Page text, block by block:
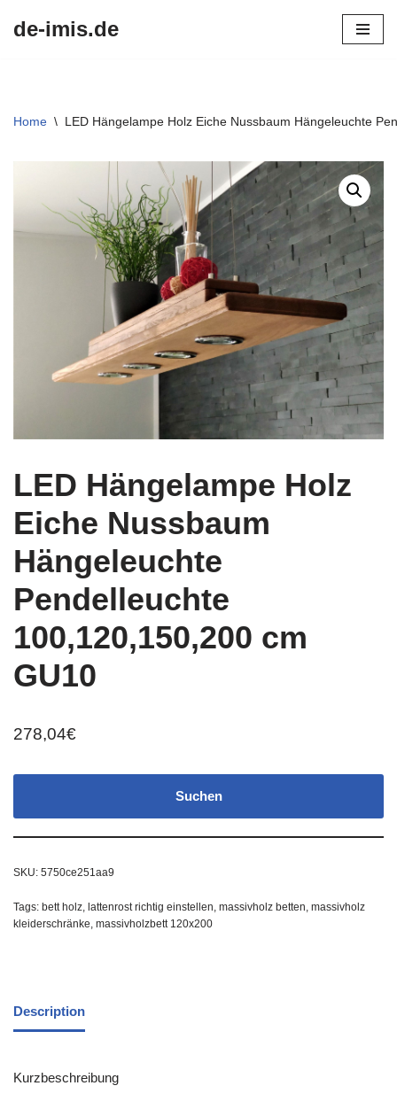
de-imis.de
Home \ LED Hängelampe Holz Eiche Nussbaum Hängeleuchte
LED Hängelampe Holz
Eiche Nussbaum
Hängeleuchte
Pendelleuchte
100,120,150,200 cm
GU10
278,04€
Suchen
SKU: 5750ce251aa9
Tags: bett holz lattenrost richtig einstellen massivholz betten massivholz
kleiderschränke massivholzbett 120x200
Description
Kurzbeschreibung